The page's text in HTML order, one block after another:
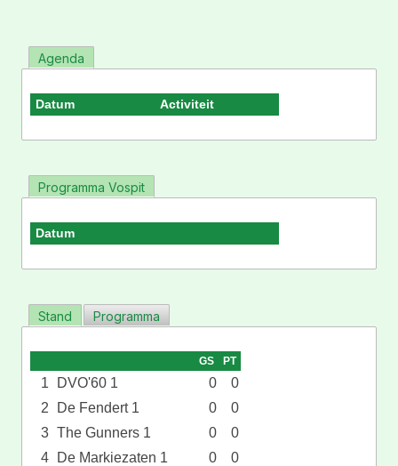
Agenda
Datum Activiteit
Programma Vospit
Datum
Stand Programma
GS PT
1 DVO'60 1 0
0
2
De Fendert 1 0
0
3 The Gunners 1 0
0
4
De Markiezaten 1 0
0